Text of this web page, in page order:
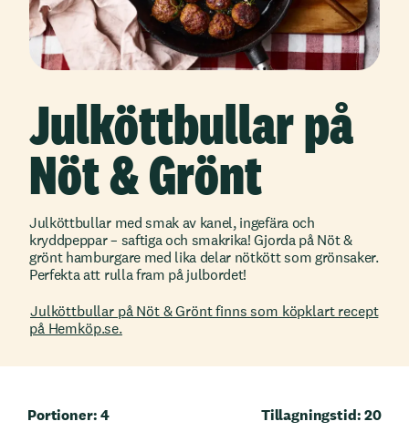
Julköttbullar på
Nöt & Grönt
Julköttbullar med smak av kanel, ingefära och
kryddpeppar – saftiga och smakrika! Gjorda på Nöt &
grönt hamburgare med lika delar nötkött som grönsaker.
Perfekta att rulla fram på julbordet!
Julköttbullar på Nöt & Grönt finns som köpklart recept
på Hemköp.se.
Portioner: 4 Tillagningstid: 20